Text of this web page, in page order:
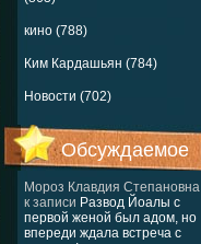
кино (788)
Ким Кардашьян (784)
Новости (702)
Обсуждаемое
Мороз Клавдия Степановна
к записи Развод Йоалы с
первой женой был адом, но
впереди ждала встреча с